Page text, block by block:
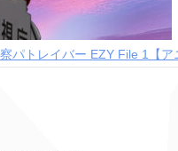
パトレイバー EZY File 1【ア